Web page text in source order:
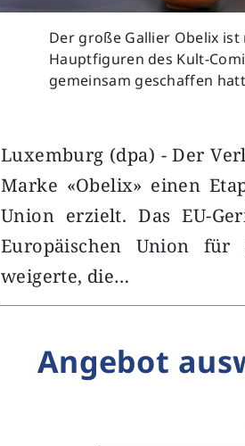
Der große Gallier Obelix
Hauptfiguren des Kult-
gemeinsam geschaffen
Luxemburg (dpa) - Der
Marke «Obelix» einen
Union erzielt. Das EU-
Europäischen Union für
weigerte, die…
Angebot